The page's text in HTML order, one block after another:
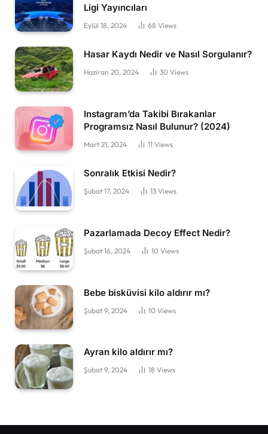
Ligi Yayıncıları
Eylül 18, 2024 68 Views
Hasar Kaydı Nedir ve Nasıl Sorgulanır?
Haziran 20, 2024 30 Views
Instagram’da Takibi Bırakanlar
Programsız Nasıl Bulunur? (2024)
Mart 21, 2024 11 Views
Sonralık Etkisi Nedir?
Şubat 17, 2024 13 Views
Pazarlamada Decoy Effect Nedir?
Şubat 16, 2024 10 Views
Bebe bisküvisi kilo aldırır mı?
Şubat 9, 2024 10 Views
Ayran kilo aldırır mı?
Şubat 9, 2024 18 Views